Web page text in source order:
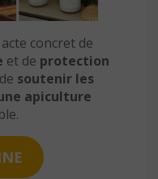
concret de
et de protection
soutenir les
apiculture